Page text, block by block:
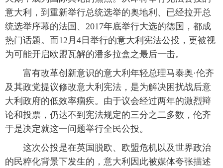
港澳 台湾 华人 汽车
科技 能源 房产 公司
图片 视频 彩票
旅游 健康 信息化 数据
金融 公益 军事 无人机
富媒体 摄影
新华电视中文 新华电视英文 返回PC
意大利，到重新举行总统选举的奥地利、已经拉开总
统选举序幕的法国、2017年底举行大选的德国，都成
热门话题。而12月4日举行的意大利宪法公投，更被视
为可能开启欧盟瓦解的潘多拉盒之最后一击。
富有改革创新意识的意大利年轻总理马泰奥·伦齐
及其政党提议修改意大利宪法，是为解决困扰战后意
大利政府的低效率痼疾。由于议会经过两年的激烈辩
论和投票，仍达不到宪法规定的三分之二多数，伦齐
于是决定就这一问题举行全民公投。
这次公投是在英国脱欧、欧盟危机以及世界政治
的民粹化背景下发生的，意大利因此被媒体夸张描述